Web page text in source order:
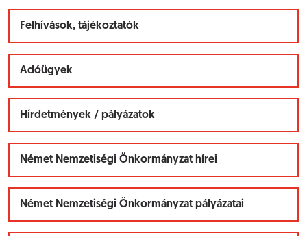
Felhívások, tájékoztatók
Adóügyek
Hírdetmények / pályázatok
Német Nemzetiségi Önkormányzat hírei
Német Nemzetiségi Önkormányzat pályázatai